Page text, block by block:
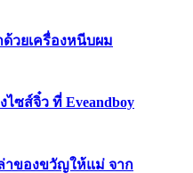
วยเครื่องหนีบผม
ซส์จิ๋ว ที่ Eveandboy
าของขวัญให้แม่ จาก